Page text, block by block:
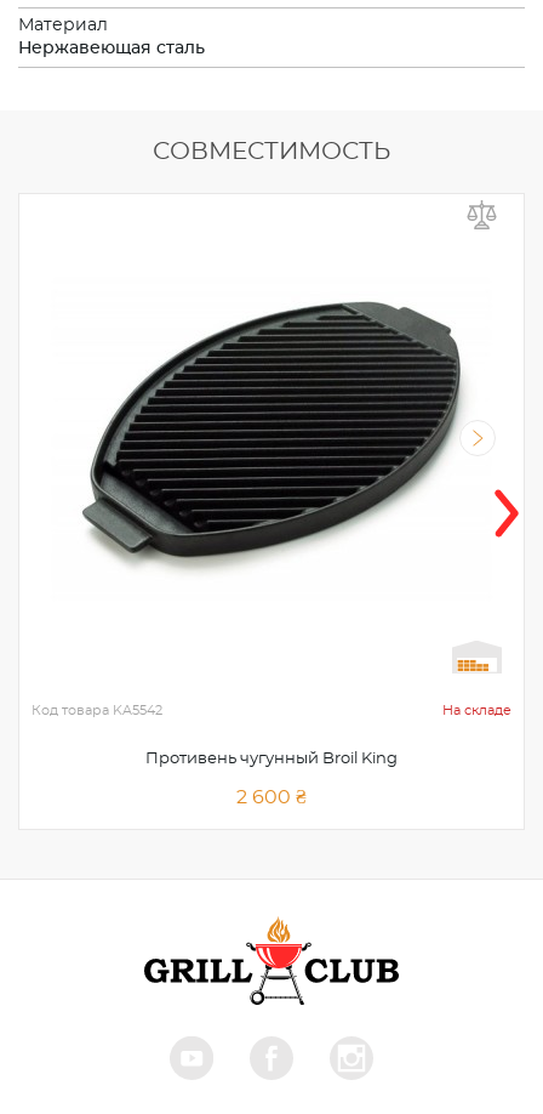
Материал
Нержавеющая сталь
СОВМЕСТИМОСТЬ
Код товара KA5542 На складе
Противень чугунный Broil King
2 600 ₴